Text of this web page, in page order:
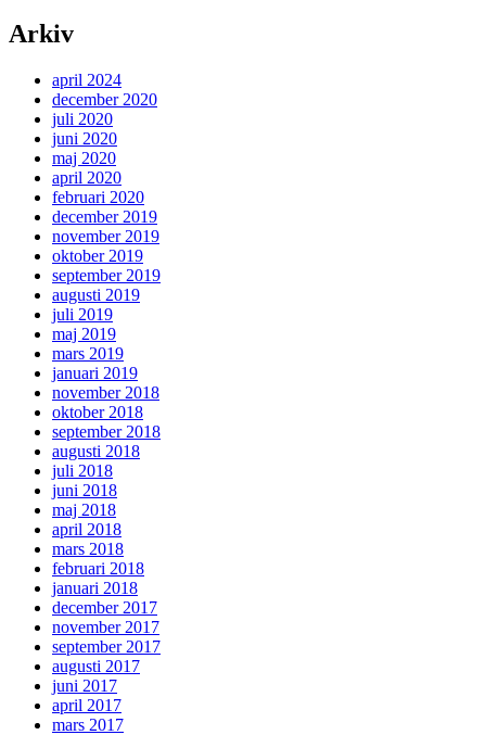
Arkiv
april 2024
december 2020
juli 2020
juni 2020
maj 2020
april 2020
februari 2020
december 2019
november 2019
oktober 2019
september 2019
augusti 2019
juli 2019
maj 2019
mars 2019
januari 2019
november 2018
oktober 2018
september 2018
augusti 2018
juli 2018
juni 2018
maj 2018
april 2018
mars 2018
februari 2018
januari 2018
december 2017
november 2017
september 2017
augusti 2017
juni 2017
april 2017
mars 2017